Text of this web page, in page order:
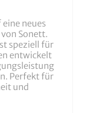
neues
Sonett.
speziell für
entwickelt
Perfekt für
und